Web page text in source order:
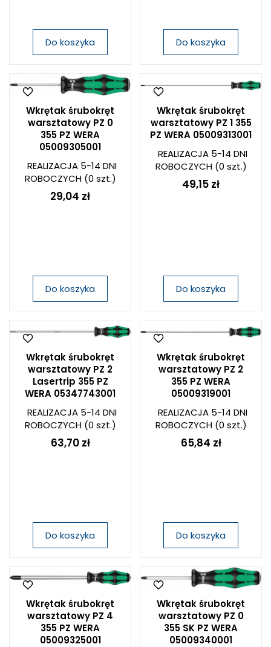
Do koszyka Do koszyka
Wkrętak śrubokręt
warsztatowy PZ 0
355 PZ WERA
05009305001
REALIZACJA 5-14 DNI
ROBOCZYCH(0 szt.)
29,04 zł
Do koszyka
Wkrętak śrubokręt
warsztatowy PZ 1 355
PZ WERA 05009313001
REALIZACJA 5-14 DNI
ROBOCZYCH(0 szt.)
49,15 zł
Do koszyka
Wkrętak śrubokręt
warsztatowy PZ 2
Lasertrip 355 PZ
WERA 05347743001
REALIZACJA 5-14 DNI
ROBOCZYCH(0 szt.)
63,70 zł
Do koszyka
Wkrętak śrubokręt
warsztatowy PZ 2
355 PZ WERA
05009319001
REALIZACJA 5-14 DNI
ROBOCZYCH(0 szt.)
65,84 zł
Do koszyka
Wkrętak śrubokręt
warsztatowy PZ 4
355 PZ WERA
05009325001
Wkrętak śrubokręt
warsztatowy PZ 0
355 SK PZ WERA
05009340001